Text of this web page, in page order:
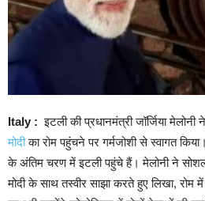
Italy : इटली की प्रधानमंत्री जॉर्जिया मेलोनी
मोदीका रोम पहुंचने पर गर्मजोशी से स्वागत
के अंतिम चरण में इटली पहुंचे हैं। मेलोनी ने सोशल
मोदी के साथ तस्वीर साझा करते हुए लिखा,